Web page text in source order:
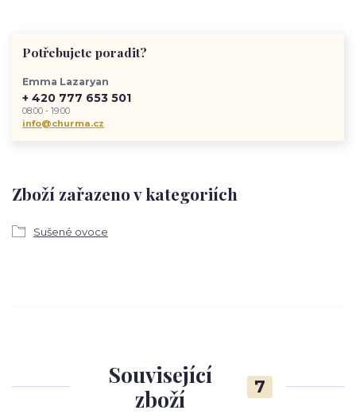
Zboží zařazeno v kategoriích
Sušené ovoce
Potřebujete poradit?
Emma Lazaryan
+ 420 777 653 501
08:00 - 19:00
info@churma.cz
Související
zboží
7